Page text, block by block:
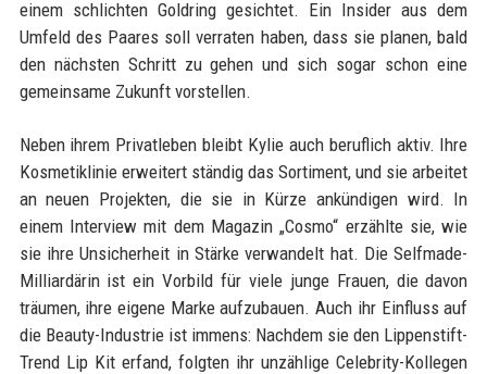
einem schlichten Goldring gesichtet. Ein Insider aus dem
Umfeld des Paares soll verraten haben, dass sie planen, bald
den nächsten Schritt zu gehen und sich sogar schon eine
gemeinsame Zukunft vorstellen.
Neben ihrem Privatleben bleibt Kylie auch beruflich aktiv. Ihre
Kosmetiklinie erweitert ständig das Sortiment, und sie arbeitet
an neuen Projekten, die sie in Kürze ankündigen wird. In
einem Interview mit dem Magazin „Cosmo“ erzählte sie, wie
sie ihre Unsicherheit in Stärke verwandelt hat. Die Selfmade-
Milliardärin ist ein Vorbild für viele junge Frauen, die davon
träumen, ihre eigene Marke aufzubauen. Auch ihr Einfluss auf
die Beauty-Industrie ist immens: Nachdem sie den Lippenstift-
Trend Lip Kit erfand, folgten ihr unzählige Celebrity-Kollegen